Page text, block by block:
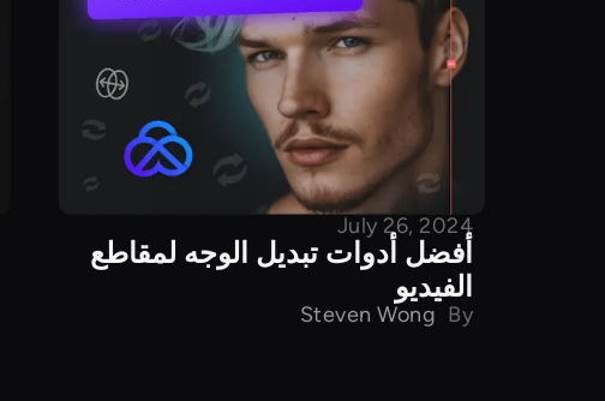
July 26, 2024
أفضل أدوات تبديل الوجه لمقاطع
الفيديو
By
Steven Wong